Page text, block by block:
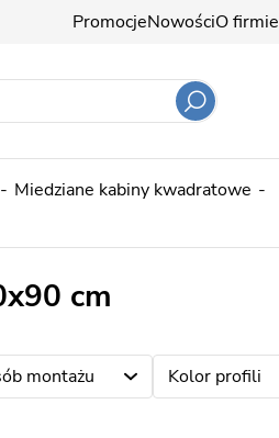
PromocjeNowościO firmie
Miedziane kabiny kwadratowe
cm
montażu Kolor profili